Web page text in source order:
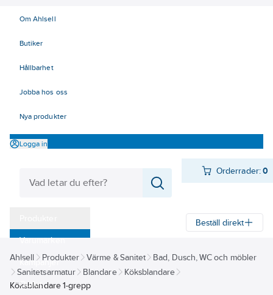
Om Ahlsell
Butiker
Hållbarhet
Jobba hos oss
Nya produkter
Logga in
Orderrader:0
Varumärken
Kampanjer
Outlet
Beställ direkt
Ahlsell Produkter Värme & Sanitet
Bad, Dusch, WC och möbler
Sanitetsarmatur
Blandare
Köksblandare
Köksblandare 1-grepp